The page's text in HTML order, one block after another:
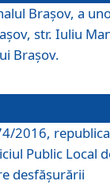
Brașov, a
str. Iuliu
Brașov.
2016,
Public Local
desfăşurării